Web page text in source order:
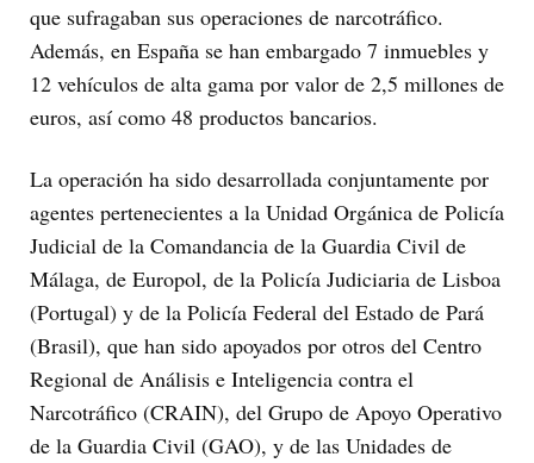
que sufragaban sus operaciones de narcotráfico.
Además, en España se han embargado 7 inmuebles y
12 vehículos de alta gama por valor de 2,5 millones de
euros, así como 48 productos bancarios.
La operación ha sido desarrollada conjuntamente por
agentes pertenecientes a la Unidad Orgánica de Policía
Judicial de la Comandancia de la Guardia Civil de
Málaga, de Europol, de la Policía Judiciaria de Lisboa
(Portugal) y de la Policía Federal del Estado de Pará
(Brasil), que han sido apoyados por otros del Centro
Regional de Análisis e Inteligencia contra el
Narcotráfico (CRAIN), del Grupo de Apoyo Operativo
de la Guardia Civil (GAO), y de las Unidades de